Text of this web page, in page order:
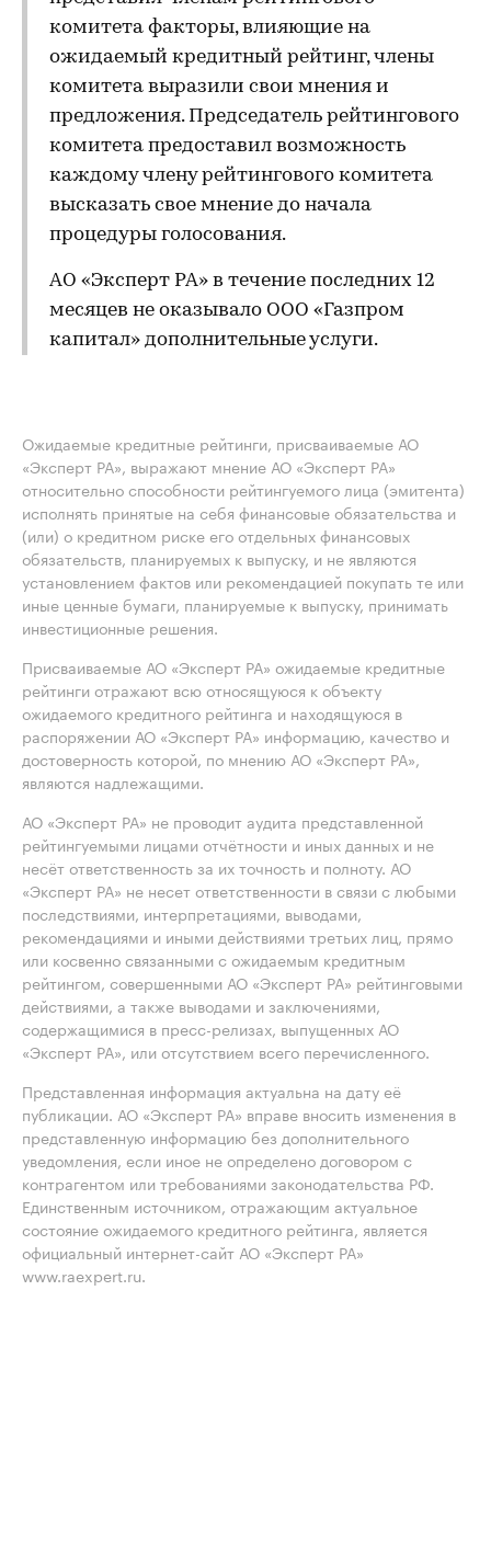
комитета факторы, влияющие на
ожидаемый кредитный рейтинг, члены
комитета выразили свои мнения и
предложения. Председатель рейтингового
комитета предоставил возможность
каждому члену рейтингового комитета
высказать свое мнение до начала
процедуры голосования.
АО «Эксперт РА» в течение последних 12
месяцев не оказывало ООО «Газпром
капитал» дополнительные услуги.
Ожидаемые кредитные рейтинги, присваиваемые АО
«Эксперт РА», выражают мнение АО «Эксперт РА»
относительно способности рейтингуемого лица (эмитента)
исполнять принятые на себя финансовые обязательства и
(или) о кредитном риске его отдельных финансовых
обязательств, планируемых к выпуску, и не являются
установлением фактов или рекомендацией покупать те или
иные ценные бумаги, планируемые к выпуску, принимать
инвестиционные решения.
Присваиваемые АО «Эксперт РА» ожидаемые кредитные
рейтинги отражают всю относящуюся к объекту
ожидаемого кредитного рейтинга и находящуюся в
распоряжении АО «Эксперт РА» информацию, качество и
достоверность которой, по мнению АО «Эксперт РА»,
являются надлежащими.
АО «Эксперт РА» не проводит аудита представленной
рейтингуемыми лицами отчётности и иных данных и не
несёт ответственность за их точность и полноту. АО
«Эксперт РА» не несет ответственности в связи с любыми
последствиями, интерпретациями, выводами,
рекомендациями и иными действиями третьих лиц, прямо
или косвенно связанными с ожидаемым кредитным
рейтингом, совершенными АО «Эксперт РА» рейтинговыми
действиями, а также выводами и заключениями,
содержащимися в пресс-релизах, выпущенных АО
«Эксперт РА», или отсутствием всего перечисленного.
Представленная информация актуальна на дату её
публикации. АО «Эксперт РА» вправе вносить изменения в
представленную информацию без дополнительного
уведомления, если иное не определено договором с
контрагентом или требованиями законодательства РФ.
Единственным источником, отражающим актуальное
состояние ожидаемого кредитного рейтинга, является
официальный интернет-сайт АО «Эксперт РА»
www.raexpert.ru.